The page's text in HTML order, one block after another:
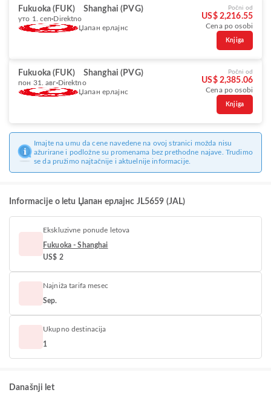
Fukuoka (FUK) Shanghai (PVG)
уто 1. сеп Direktno
Џапан ерлајнс
Počni od
US$ 2,216.55
Cena po osobi
Knjiga
Fukuoka (FUK) Shanghai (PVG)
пон 31. авг Direktno
Џапан ерлајнс
Počni od
US$ 2,385.06
Cena po osobi
Knjiga
Imajte na umu da cene navedene na ovoj stranici možda nisu
ažurirane i podložne su promenama bez prethodne najave. Trudimo
se da pružimo najtačnije i aktuelnije informacije.
Informacije o letu Џапан ерлајнс JL5659 (JAL)
Ekskluzivne ponude letova
Fukuoka - Shanghai
US$ 2
Najniža tarifa mesec
Sep.
Ukupno destinacija
1
Današnji let